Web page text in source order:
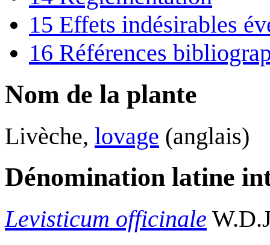
15 Effets indésirables
16 Références
Nom de la plante
Livèche, lovage (anglais)
Dénomination latine
Levisticum officinale